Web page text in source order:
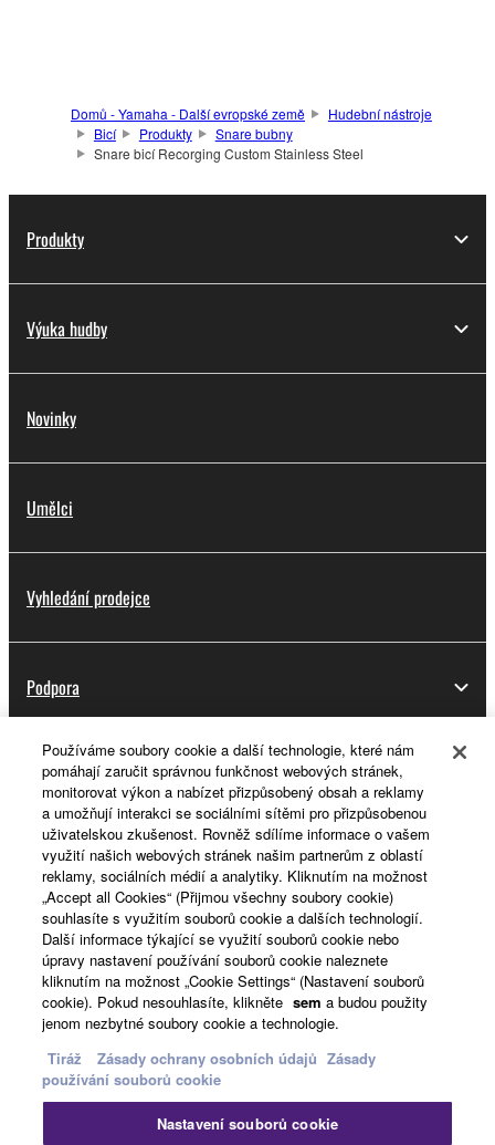
Domů - Yamaha - Další evropské země
Hudební nástroje
Bicí
Produkty
Snare bubny
Snare bicí Recorging Custom Stainless Steel
Produkty
Výuka hudby
Novinky
Umělci
Vyhledání prodejce
Podpora
Registrace do platformy Yamaha Music ID
O Yamaze
Česká republika a Slovensko - Czech
Business
Používáme soubory cookie a další technologie, které nám
pomáhají zaručit správnou funkčnost webových stránek,
monitorovat výkon a nabízet přizpůsobený obsah a reklamy
a umožňují interakci se sociálními sítěmi pro přizpůsobenou
uživatelskou zkušenost. Rovněž sdílíme informace o vašem
využití našich webových stránek našim partnerům z oblastí
reklamy, sociálních médií a analytiky. Kliknutím na možnost
„Accept all Cookies“ (Přijmou všechny soubory cookie)
souhlasíte s využitím souborů cookie a dalších technologií.
Další informace týkající se využití souborů cookie nebo
úpravy nastavení používání souborů cookie naleznete
kliknutím na možnost „Cookie Settings“ (Nastavení souborů
cookie). Pokud nesouhlasíte, klikněte sem a budou použity
jenom nezbytné soubory cookie a technologie.
Tiráž
Zásady ochrany osobních údajů Zásady
používání souborů cookie
Nastavení souborů cookie